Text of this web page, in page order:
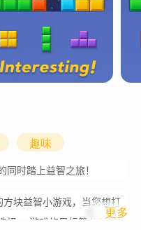
趣味
时踏上益智之旅！
块益智小游戏，当您想打
择。 游戏的目标简单又有
1 更多